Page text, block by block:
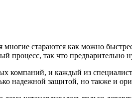
стараются как можно
так что предварительно
компаний, и каждый из
надежной защитой, но также